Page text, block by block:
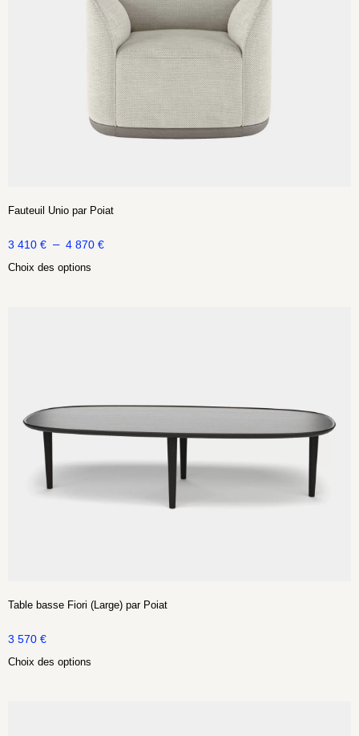
Fauteuil Unio par Poiat
3 410 € – 4 870 €
Choix des options
Table basse Fiori (Large) par Poiat
3 570 €
Choix des options